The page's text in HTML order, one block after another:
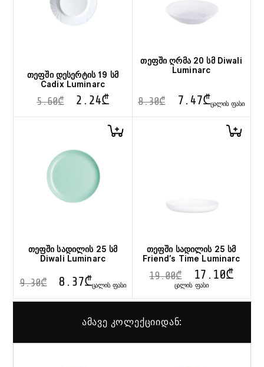
თეფში დესერტის 19 სმ
Cadix Luminarc
5.60₾ 2.24₾
თეფში ღრმა 20 სმ Diwali
Luminarc
8.30₾ 7.47₾ᲪᲐᲚᲘᲡ ᲤᲐᲡᲘ
თეფში სადილის 25 სმ
Diwali Luminarc
9.30₾ 8.37₾ᲪᲐᲚᲘᲡ ᲤᲐᲡᲘ
თეფში სადილის 25 სმ
Friend’s Time Luminarc
19.00₾ 17.10₾
ᲪᲐᲚᲘᲡ ᲤᲐᲡᲘ
ამავე კოლექციიდან: